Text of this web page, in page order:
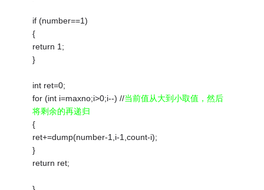
if (number==1)
{
return 1;
}
int ret=0;
for (int i=maxno;i>0;i--) //当前值从大到小取值，然后
将剩余的再递归
{
ret+=dump(number-1,i-1,count-i);
}
return ret;